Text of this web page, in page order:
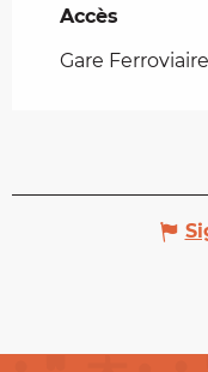
Accès
Accès
Gare